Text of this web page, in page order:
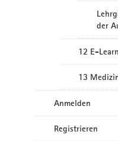
der
12 E-
13
Anmelden
Registrieren